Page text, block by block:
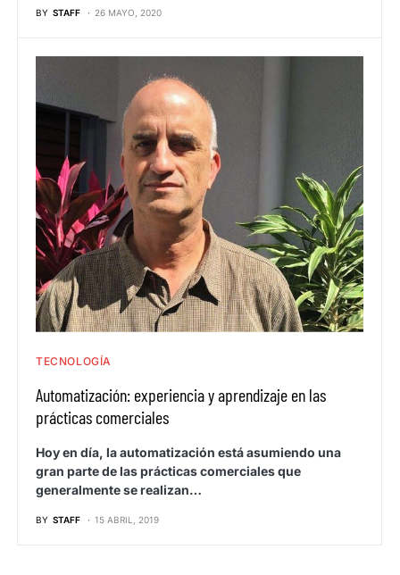
BY STAFF 26 MAYO, 2020
TECNOLOGÍA
Automatización: experiencia y aprendizaje en las
prácticas comerciales
Hoy en día, la automatización está asumiendo una
gran parte de las prácticas comerciales que
generalmente se realizan…
BY STAFF 15 ABRIL, 2019